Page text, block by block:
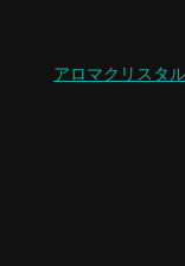
アロマクリスタ